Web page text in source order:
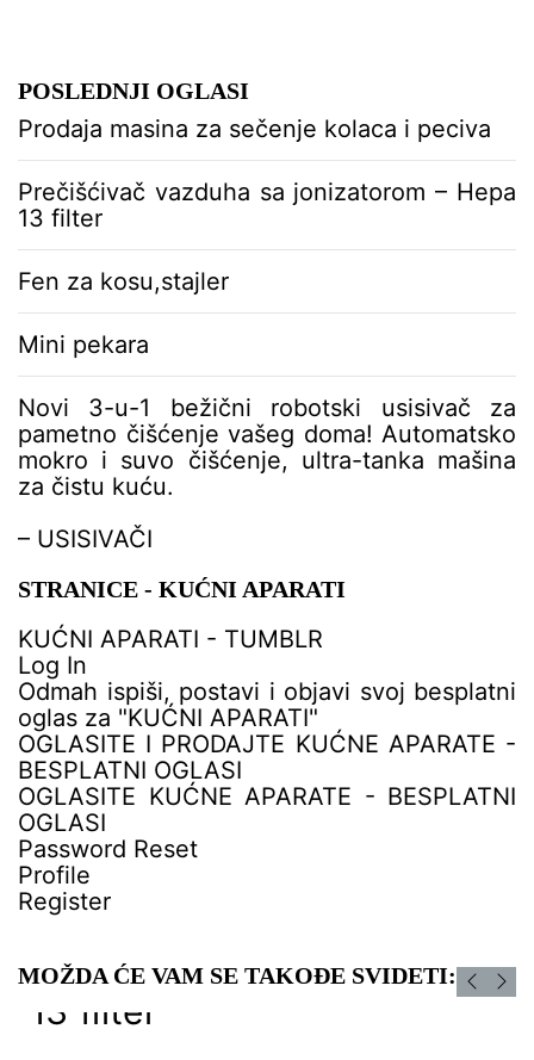
POSLEDNJI OGLASI
Prodaja masina za sečenje kolaca i peciva
Prečišćivač vazduha sa jonizatorom – Hepa
13 filter
Fen za kosu,stajler
Mini pekara
Novi 3-u-1 bežični robotski usisivač za
pametno čišćenje vašeg doma! Automatsko
mokro i suvo čišćenje, ultra-tanka mašina
za čistu kuću.
– USISIVAČI
STRANICE - KUĆNI APARATI
KUĆNI APARATI - TUMBLR
Log In
Odmah ispiši, postavi i objavi svoj besplatni
oglas za "KUĆNI APARATI"
OGLASITE I PRODAJTE KUĆNE APARATE -
BESPLATNI OGLASI
OGLASITE KUĆNE APARATE - BESPLATNI
OGLASI
Password Reset
Profile
Register
MOŽDA ĆE VAM SE TAKOĐE SVIDETI: